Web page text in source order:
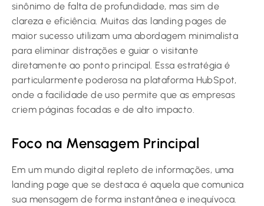
sinônimo de falta de profundidade, mas sim de
clareza e eficiência. Muitas das landing pages de
maior sucesso utilizam uma abordagem minimalista
para eliminar distrações e guiar o visitante
diretamente ao ponto principal. Essa estratégia é
particularmente poderosa na plataforma HubSpot,
onde a facilidade de uso permite que as empresas
criem páginas focadas e de alto impacto.
Foco na Mensagem Principal
Em um mundo digital repleto de informações, uma
landing page que se destaca é aquela que comunica
sua mensagem de forma instantânea e inequívoca.